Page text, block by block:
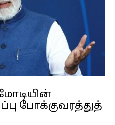
போக்குவரத்துத்